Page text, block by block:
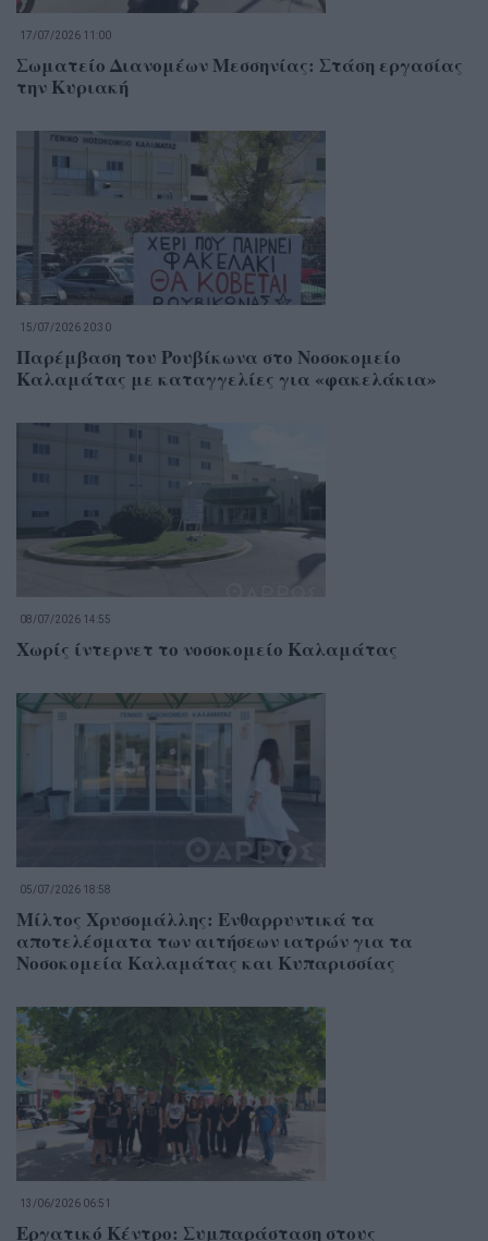
17/07/2026 11:00
Σωματείο Διανομέων Μεσσηνίας: Στάση εργασίας
την Κυριακή
15/07/2026 20:30
Παρέμβαση του Ρουβίκωνα στο Νοσοκομείο
Καλαμάτας με καταγγελίες για «φακελάκια»
08/07/2026 14:55
Χωρίς ίντερνετ το νοσοκομείο Καλαμάτας
05/07/2026 18:58
Μίλτος Χρυσομάλλης: Ενθαρρυντικά τα
αποτελέσματα των αιτήσεων ιατρών για τα
Νοσοκομεία Καλαμάτας και Κυπαρισσίας
13/06/2026 06:51
Εργατικό Κέντρο: Συμπαράσταση στους